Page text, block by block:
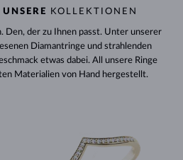
KOLLEKTIONEN
Den, der zu Ihnen passt. Unter unserer
Diamantringe und strahlenden
etwas dabei. All unsere Ringe
Materialien von Hand hergestellt.